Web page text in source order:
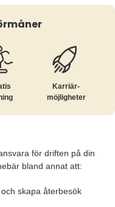
Karriär­
möjligheter
för driften på din
bland annat att:
skapa återbesök